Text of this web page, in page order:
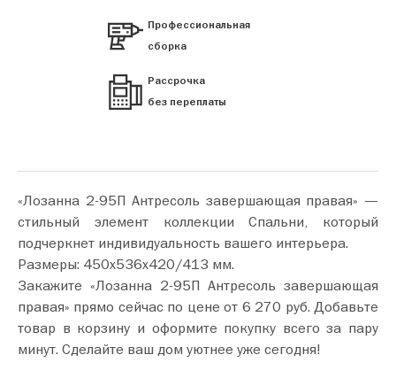
Профессиональная
сборка
Рассрочка
без переплаты
«Лозанна 2-95П Антресоль завершающая правая» —
стильный элемент коллекции Спальни, который
подчеркнет индивидуальность вашего интерьера.
Размеры: 450х536х420/413 мм.
Закажите «Лозанна 2-95П Антресоль завершающая
правая» прямо сейчас по цене от 6 270 руб. Добавьте
товар в корзину и оформите покупку всего за пару
минут. Сделайте ваш дом уютнее уже сегодня!